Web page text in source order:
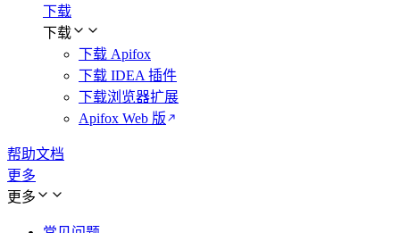
下载
下载
下载 Apifox
下载 IDEA 插件
下载浏览器扩展
Apifox Web 版
帮助文档
更多
更多